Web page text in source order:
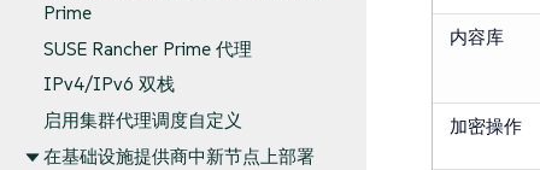
Prime
SUSE Rancher Prime 代理
IPv4/IPv6 双栈
启用集群代理调度自定义
在基础设施提供商中新节点上部署
内容库
加密操作